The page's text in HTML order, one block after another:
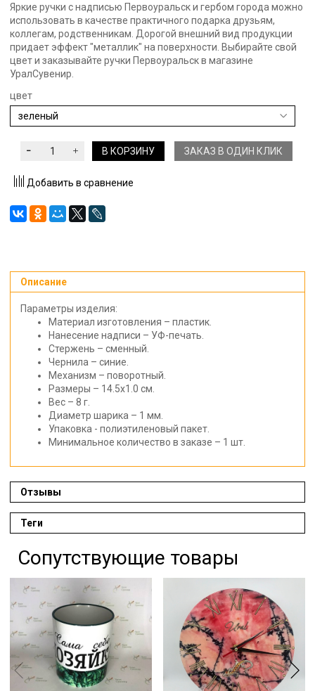
Яркие ручки с надписью Первоуральск и гербом города можно
использовать в качестве практичного подарка друзьям,
коллегам, родственникам. Дорогой внешний вид продукции
придает эффект "металлик" на поверхности. Выбирайте свой
цвет и заказывайте ручки Первоуральск в магазине
УралСувенир.
цвет
В КОРЗИНУ ЗАКАЗ В ОДИН КЛИК
Добавить в сравнение
Описание
Параметры изделия:
Материал изготовления – пластик.
Нанесение надписи – УФ-печать.
Стержень – сменный.
Чернила – синие.
Механизм – поворотный.
Размеры – 14.5х1.0 см.
Вес – 8 г.
Диаметр шарика – 1 мм.
Упаковка - полиэтиленовый пакет.
Минимальное количество в заказе – 1 шт.
Отзывы
Теги
Сопутствующие товары